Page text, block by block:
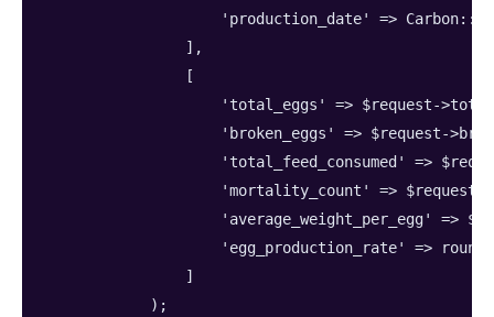
'production_date' =>
                ],
                [
'total_eggs' => $request-
'broken_eggs' => $request-
'total_feed_consumed' =>
'mortality_count' => $request-
'average_weight_per_egg' =>
'egg_production_rate' =>
                ]
            );